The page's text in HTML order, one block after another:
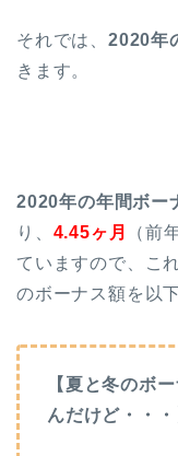
それでは、 2020年
きます。
2020年の年間ボー
り、 4.45ヶ月
（前
ていますので、こ
のボーナス額を以
【夏と冬のボ
んだけど・・・